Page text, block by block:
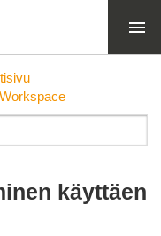
käyttäen